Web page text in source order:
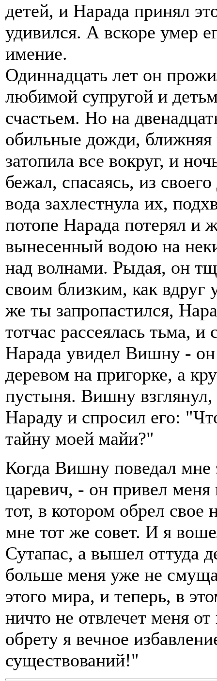
детей, и Нарада принял
удивился. А вскоре умер
имение.
Одиннадцать лет он
любимой супругой и
счастьем. Но на
обильные дожди, ближняя
затопила все вокруг, и
бежал, спасаясь, из
вода захлестнула их,
потопе Нарада потерял и
вынесенный водою на
над волнами. Рыдая, он
своим близким, как
же ты запропастился,
тотчас рассеялась тьма,
Нарада увидел Вишну -
деревом на пригорке, а
пустыня. Вишну
Нараду и спросил его:
тайну моей майи?"
Когда Вишну поведал мне
царевич, - он привел меня
тот, в котором обрел
мне тот же совет. И я
Сутапас, а вышел оттуда
больше меня уже не
этого мира, и теперь, в
ничто не отвлечет меня
обрету я вечное
существований!"